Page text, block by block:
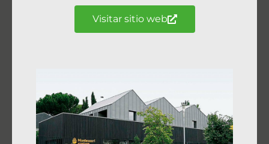
Visitar sitio web